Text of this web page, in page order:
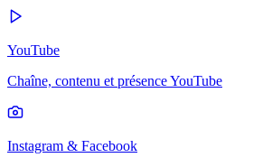
YouTube
Chaîne, contenu et présence YouTube
Instagram & Facebook